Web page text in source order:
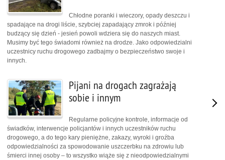
Chłodne poranki i wieczory, opady deszczu i
spadające na drogi liście, szybciej zapadający zmrok i później
budzący się dzień - jesień powoli wdziera się do naszych miast.
Musimy być tego świadomi również na drodze. Jako odpowiedzialni
uczestnicy ruchu drogowego zadbajmy o bezpieczeństwo swoje i
innych.
Pijani na drogach zagrażają
sobie i innym
Regularne policyjne kontrole, informacje od
świadków, interwencje policjantów i innych uczestników ruchu
drogowego, a do tego kary pieniężne, zakazy, wyroki i groźba
odpowiedzialności za spowodowanie uszczerbku na zdrowiu lub
śmierci innej osoby – to wszystko wiąże się z nieodpowiedzialnymi